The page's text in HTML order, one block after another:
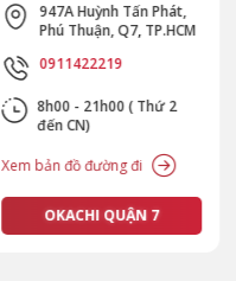
947A Huỳnh Tấn Phát,
Phú Thuận, Q7, TP.HCM
0911422219
8h00 - 21h00 ( Thứ 2
đến CN)
Xem bản đồ đường đi
OKACHI QUẬN 7